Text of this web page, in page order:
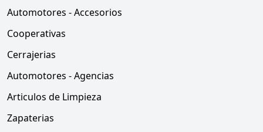
Automotores - Accesorios
Cooperativas
Cerrajerias
Automotores - Agencias
Articulos de Limpieza
Zapaterias